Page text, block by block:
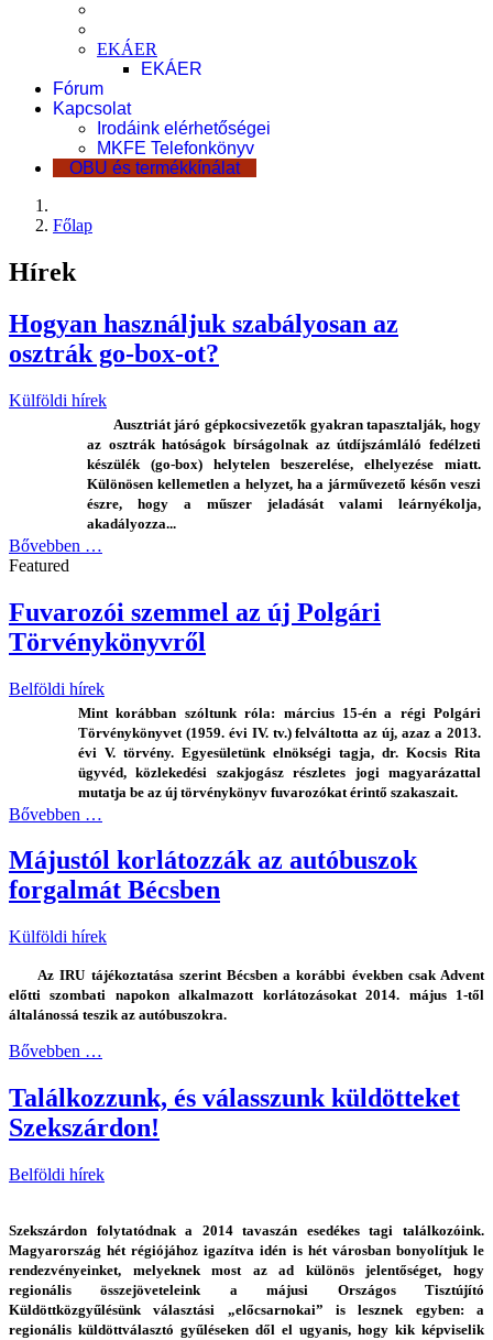
EKÁER
EKÁER
Fórum
Kapcsolat
Irodáink elérhetőségei
MKFE Telefonkönyv
OBU és termékkínálat
Főlap
Hírek
Hogyan használjuk szabályosan az
osztrák go-box-ot?
Külföldi hírek
Ausztriát járó gépkocsivezetők gyakran tapasztalják, hogy
az osztrák hatóságok bírságolnak az útdíjszámláló fedélzeti
készülék (go-box) helytelen beszerelése, elhelyezése miatt.
Különösen kellemetlen a helyzet, ha a járművezető későn veszi
észre, hogy a műszer jeladását valami leárnyékolja,
akadályozza...
Bővebben …
Featured
Fuvarozói szemmel az új Polgári
Törvénykönyvről
Belföldi hírek
Mint korábban szóltunk róla: március 15-én a régi Polgári
Törvénykönyvet (1959. évi IV. tv.) felváltotta az új, azaz a 2013.
évi V. törvény. Egyesületünk elnökségi tagja, dr. Kocsis Rita
ügyvéd, közlekedési szakjogász részletes jogi magyarázattal
mutatja be az új törvénykönyv fuvarozókat érintő szakaszait.
Bővebben …
Májustól korlátozzák az autóbuszok
forgalmát Bécsben
Külföldi hírek
Az IRU tájékoztatása szerint Bécsben a korábbi években csak Advent
előtti szombati napokon alkalmazott korlátozásokat 2014. május 1-től
általánossá teszik az autóbuszokra.
Bővebben …
Találkozzunk, és válasszunk küldötteket
Szekszárdon!
Belföldi hírek
Szekszárdon folytatódnak a 2014 tavaszán esedékes tagi találkozóink.
Magyarország hét régiójához igazítva idén is hét városban bonyolítjuk le
rendezvényeinket, melyeknek most az ad különös jelentőséget, hogy
regionális összejöveteleink a májusi Országos Tisztújító
Küldöttközgyűlésünk választási „előcsarnokai” is lesznek egyben: a
regionális küldöttválasztó gyűléseken dől el ugyanis, hogy kik képviselik